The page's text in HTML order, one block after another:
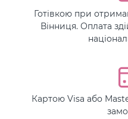
Готівкою при
Вінниця. Оплата
Картою Visa або